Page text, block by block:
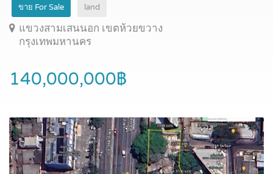
ขาย For Sale land
แขวงสามเสนนอก เขตห้วยขวาง
กรุงเทพมหานคร
140,000,000฿